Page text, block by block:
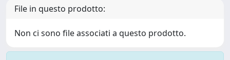
File in questo prodotto:
Non ci sono file associati a questo prodotto.